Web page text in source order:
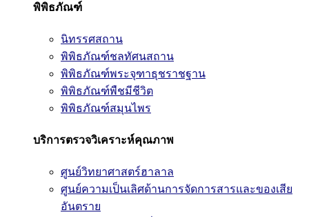
พิพิธภัณฑ์
นิทรรศสถาน
พิพิธภัณฑ์ชลทัศนสถาน
พิพิธภัณฑ์พระจุฑาธุชราชฐาน
พิพิธภัณฑ์พืชมีชีวิต
พิพิธภัณฑ์สมุนไพร
บริการตรวจวิเคราะห์คุณภาพ
ศูนย์วิทยาศาสตร์ฮาลาล
ศูนย์ความเป็นเลิศด้านการจัดการสารและของเสีย
อันตราย